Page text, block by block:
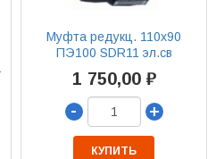
Муфта редукц. 110х90
ПЭ100 SDR11 эл.св
1 750,00 ₽
-
+
КУПИТЬ